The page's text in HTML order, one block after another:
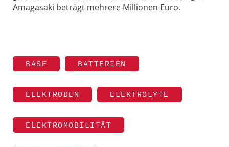
Amagasaki beträgt mehrere Millionen Euro.
BASF BATTERIEN
ELEKTRODEN ELEKTROLYTE
ELEKTROMOBILITÄT